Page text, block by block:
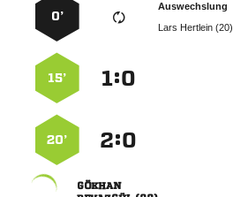
Auswechslung
  
0’
:
15’
:
20’
